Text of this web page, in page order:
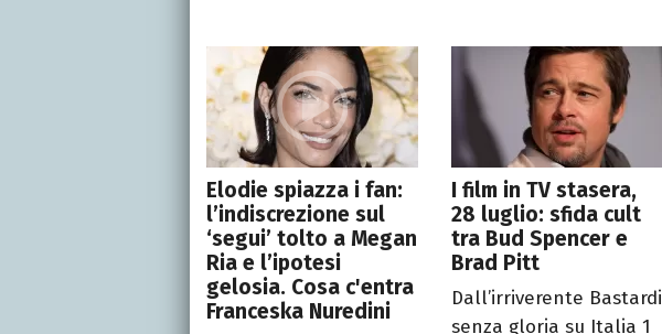
Elodie spiazza i fan:
l’indiscrezione sul
‘segui’ tolto a Megan
Ria e l’ipotesi
gelosia. Cosa c'entra
Franceska Nuredini
I film in TV stasera,
28 luglio: sfida cult
tra Bud Spencer e
Brad Pitt
Dall’irriverente Bastardi
senza gloria su Italia 1